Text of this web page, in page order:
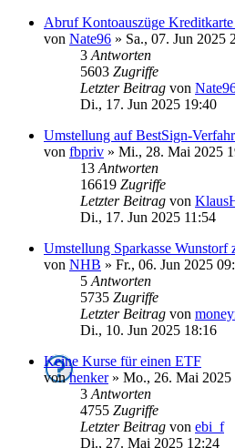
Abruf Kontoauszüge
von Nate96 » Sa., 07. Jun 2025
3 Antworten
5603 Zugriffe
Letzter Beitrag von
Di., 17. Jun 2025 19:40
Umstellung auf BestSign-
von fbpriv » Mi., 28. Mai 2025
13 Antworten
16619 Zugriffe
Letzter Beitrag von
Di., 17. Jun 2025 11:54
Umstellung Sparkasse Wunstorf
von NHB » Fr., 06. Jun 2025
5 Antworten
5735 Zugriffe
Letzter Beitrag von
Di., 10. Jun 2025 18:16
Keine Kurse für einen ETF
vonhenker» Mo., 26. Mai 2025
3 Antworten
4755 Zugriffe
Letzter Beitrag von ebi_f
Di., 27. Mai 2025 12:24